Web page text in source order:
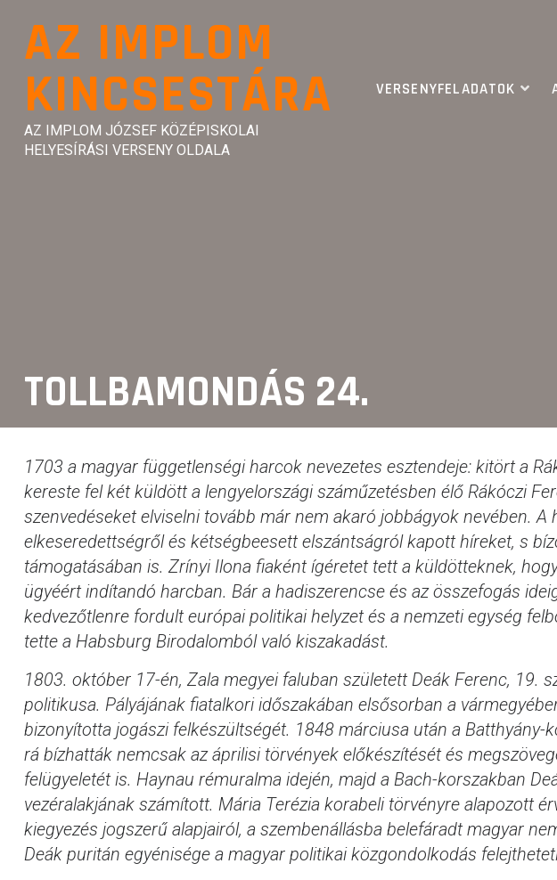
contentAZ IMPLOM
KINCSESTÁRA
AZ IMPLOM JÓZSEF KÖZÉPISKOLAI
HELYESÍRÁSI VERSENY OLDALA
VERSENYFELADATOK
TOLLBAMONDÁS 24.
1703 a magyar függetlenségi harcok nevezetes esztendeje: kitört a
kereste fel két küldött a lengyelországi száműzetésben élő Rákóczi
szenvedéseket elviselni tovább már nem akaró jobbágyok nevében.
elkeseredettségről és kétségbeesett elszántságról kapott híreket, s
támogatásában is. Zrínyi Ilona fiaként ígéretet tett a küldötteknek,
ügyéért indítandó harcban. Bár a hadiszerencse és az összefogás
kedvezőtlenre fordult európai politikai helyzet és a nemzeti egység
tette a Habsburg Birodalomból való kiszakadást.
1803. október 17-én, Zala megyei faluban született Deák Ferenc, 19.
politikusa. Pályájának fiatalkori időszakában elsősorban a
bizonyította jogászi felkészültségét. 1848 márciusa után a
rá bízhatták nemcsak az áprilisi törvények előkészítését és
felügyeletét is. Haynau rémuralma idején, majd a Bach-korszakban
vezéralakjának számított. Mária Terézia korabeli törvényre alapozott
kiegyezés jogszerű alapjairól, a szembenállásba belefáradt magyar
Deák puritán egyénisége a magyar politikai közgondolkodás